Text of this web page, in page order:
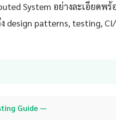
System อย่างละเอียดพร้
design patterns, testing,
Guide —